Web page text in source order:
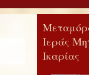
Ιεράς
Ικαρίας